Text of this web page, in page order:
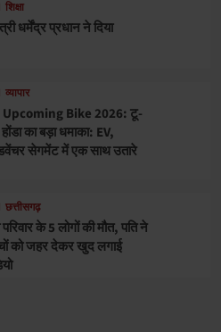
शिक्षा
धर्मेंद्र प्रधान ने दिया
व्यापार
Bike 2026: टू-
का बड़ा धमाका: EV,
सेगमेंट में एक साथ उतारे
छत्तीसगढ़
के 5 लोगों की मौत, पति ने
को जहर देकर खुद लगाई